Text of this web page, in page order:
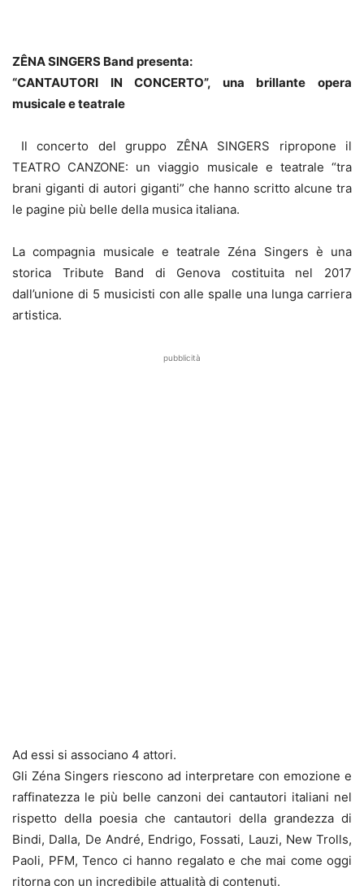
ZÊNA SINGERS Band presenta:
“CANTAUTORI IN CONCERTO”, una brillante opera
musicale e teatrale
Il concerto del gruppo ZÊNA SINGERS ripropone il
TEATRO CANZONE: un viaggio musicale e teatrale “tra
brani giganti di autori giganti” che hanno scritto alcune tra
le pagine più belle della musica italiana.
La compagnia musicale e teatrale Zéna Singers è una
storica Tribute Band di Genova costituita nel 2017
dall’unione di 5 musicisti con alle spalle una lunga carriera
artistica.
pubblicità
Ad essi si associano 4 attori.
Gli Zéna Singers riescono ad interpretare con emozione e
raffinatezza le più belle canzoni dei cantautori italiani nel
rispetto della poesia che cantautori della grandezza di
Bindi, Dalla, De André, Endrigo, Fossati, Lauzi, New Trolls,
Paoli, PFM, Tenco ci hanno regalato e che mai come oggi
ritorna con un incredibile attualità di contenuti.